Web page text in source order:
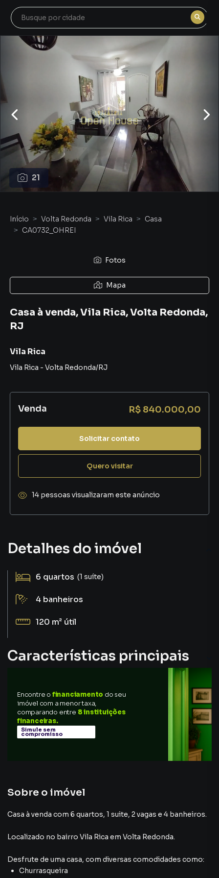
21
Detalhes do imóvel
6 quartos (1 suíte)
4 banheiros
120 m² útil
Características principais
Encontre o financiamento do seu
imóvel com a menor taxa,
comparando entre 8 instituições
financeiras.
Simule sem
compromisso
Sobre o imóvel
Casa à venda com 6 quartos, 1 suite, 2 vagas e 4 banheiros.
Localizado no bairro Vila Rica em Volta Redonda.
Desfrute de uma casa, com diversas comodidades como:
Churrasqueira
Início Volta Redonda Vila Rica
Casa
CA0732_OHREI
Fotos
Mapa
Casa à venda, Vila Rica, Volta Redonda,
RJ
Vila Rica
Vila Rica - Volta Redonda/RJ
Venda R$ 840.000,00
Solicitar contato
Quero visitar
14 pessoas visualizaram este anúncio